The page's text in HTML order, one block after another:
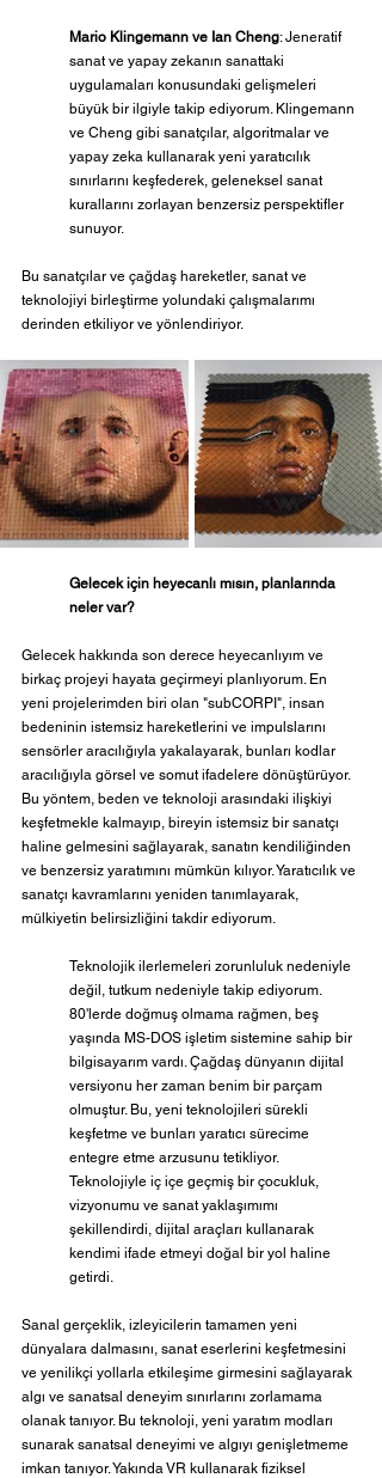
Mario Klingemann ve Ian Cheng: Jeneratif
sanat ve yapay zekanın sanattaki
uygulamaları konusundaki gelişmeleri
büyük bir ilgiyle takip ediyorum. Klingemann
ve Cheng gibi sanatçılar, algoritmalar ve
yapay zeka kullanarak yeni yaratıcılık
sınırlarını keşfederek, geleneksel sanat
kurallarını zorlayan benzersiz perspektifler
sunuyor.
Bu sanatçılar ve çağdaş hareketler, sanat ve
teknolojiyi birleştirme yolundaki çalışmalarımı
derinden etkiliyor ve yönlendiriyor.
Gelecek için heyecanlı mısın, planlarında
neler var?
Gelecek hakkında son derece heyecanlıyım ve
birkaç projeyi hayata geçirmeyi planlıyorum. En
yeni projelerimden biri olan "subCORPI", insan
bedeninin istemsiz hareketlerini ve impulslarını
sensörler aracılığıyla yakalayarak, bunları kodlar
aracılığıyla görsel ve somut ifadelere dönüştürüyor.
Bu yöntem, beden ve teknoloji arasındaki ilişkiyi
keşfetmekle kalmayıp, bireyin istemsiz bir sanatçı
haline gelmesini sağlayarak, sanatın kendiliğinden
ve benzersiz yaratımını mümkün kılıyor. Yaratıcılık ve
sanatçı kavramlarını yeniden tanımlayarak,
mülkiyetin belirsizliğini takdir ediyorum.
Teknolojik ilerlemeleri zorunluluk nedeniyle
değil, tutkum nedeniyle takip ediyorum.
80'lerde doğmuş olmama rağmen, beş
yaşında MS-DOS işletim sistemine sahip bir
bilgisayarım vardı. Çağdaş dünyanın dijital
versiyonu her zaman benim bir parçam
olmuştur. Bu, yeni teknolojileri sürekli
keşfetme ve bunları yaratıcı sürecime
entegre etme arzusunu tetikliyor.
Teknolojiyle iç içe geçmiş bir çocukluk,
vizyonumu ve sanat yaklaşımımı
şekillendirdi, dijital araçları kullanarak
kendimi ifade etmeyi doğal bir yol haline
getirdi.
Sanal gerçeklik, izleyicilerin tamamen yeni
dünyalara dalmasını, sanat eserlerini keşfetmesini
ve yenilikçi yollarla etkileşime girmesini sağlayarak
algı ve sanatsal deneyim sınırlarını zorlamama
olanak tanıyor. Bu teknoloji, yeni yaratım modları
sunarak sanatsal deneyimi ve algıyı genişletmeme
imkan tanıyor. Yakında VR kullanarak fiziksel